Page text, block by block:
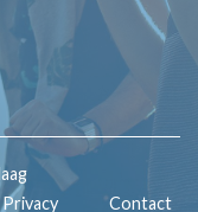
Privacy Contact